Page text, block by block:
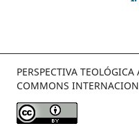
PERSPECTIVA
COMMONS